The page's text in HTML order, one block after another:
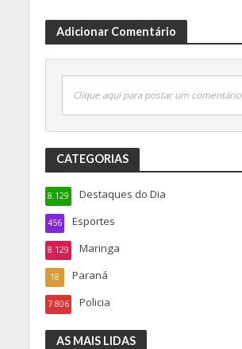
Adicionar Comentário
Clique aqui para postar um comentário
CATEGORIAS
Destaques do Dia
8.129
Esportes
456
Maringa
8.129
Paraná
18
Policia
7.806
AS MAIS LIDAS